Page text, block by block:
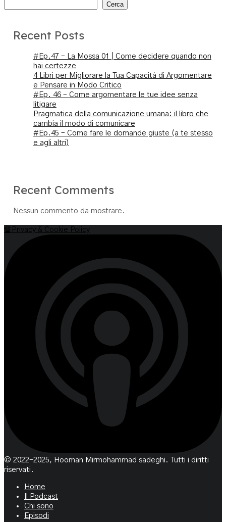
Cerca
Recent Posts
#Ep.47 – La Mossa 01 | Come decidere quando non
hai certezze
4 Libri per Migliorare la Tua Capacità di Argomentare
e Pensare in Modo Critico
#Ep. 46 – Come argomentare le tue idee senza
litigare
Pragmatica della comunicazione umana: il libro che
cambia il modo di comunicare
#Ep.45 – Come fare le domande giuste (a te stesso
e agli altri)
Recent Comments
Nessun commento da mostrare.
🔏Privacy & Cookie Policy
© 2022-2025, Hooman Mirmohammad sadeghi. Tutti i diritti
riservati.
Home
Il Podcast
Chi sono
Episodi